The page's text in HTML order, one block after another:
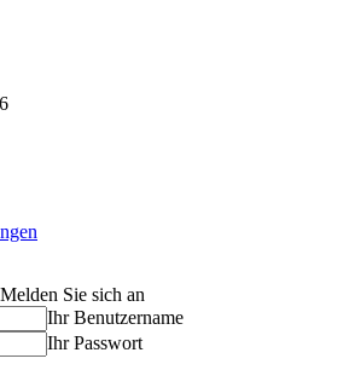
Sie sich an
Ihr Benutzername
Ihr Passwort